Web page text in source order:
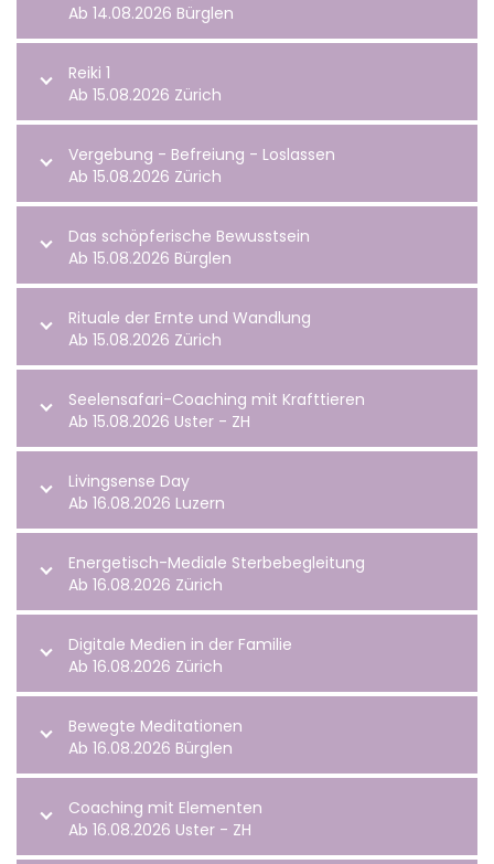
Ab 14.08.2026 Bürglen
Reiki 1
Ab 15.08.2026 Zürich
Vergebung - Befreiung - Loslassen
Ab 15.08.2026 Zürich
Das schöpferische Bewusstsein
Ab 15.08.2026 Bürglen
Rituale der Ernte und Wandlung
Ab 15.08.2026 Zürich
Seelensafari-Coaching mit Krafttieren
Ab 15.08.2026 Uster - ZH
Livingsense Day
Ab 16.08.2026 Luzern
Energetisch-Mediale Sterbebegleitung
Ab 16.08.2026 Zürich
Digitale Medien in der Familie
Ab 16.08.2026 Zürich
Bewegte Meditationen
Ab 16.08.2026 Bürglen
Coaching mit Elementen
Ab 16.08.2026 Uster - ZH